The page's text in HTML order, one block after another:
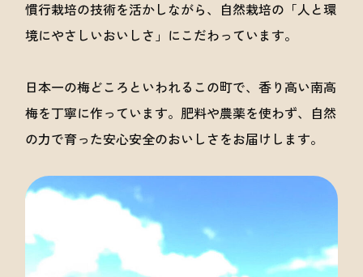
慣行栽培の技術を活かしながら、自然栽培の「人と環
境にやさしいおいしさ」にこだわっています。
日本一の梅どころといわれるこの町で、香り高い南高
梅を丁寧に作っています。肥料や農薬を使わず、自然
の力で育った安心安全のおいしさをお届けします。